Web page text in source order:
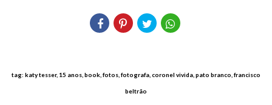
tag: katy tesser, 15 anos, book, fotos, fotografa, coronel vivida, pato branco, francisco
beltrão